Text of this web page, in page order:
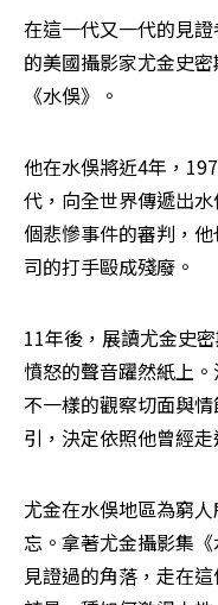
在這一代又一代的見
的美國攝影家尤金史
《水俁》。
他在水俁將近4年，
代，向全世界傳遞出
個悲慘事件的審判，
司的打手毆成殘廢。
11年後，展讀尤金史
憤怒的聲音躍然紙上
不一樣的觀察切面與
引，決定依照他曾經
尤金在水俁地區為窮
忘。拿著尤金攝影集
見證過的角落，走在